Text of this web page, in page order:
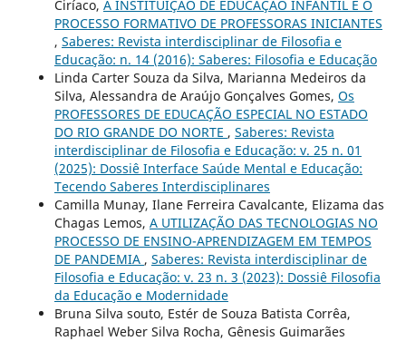
Ciríaco, A INSTITUIÇÃO DE EDUCAÇÃO INFANTIL E O
PROCESSO FORMATIVO DE PROFESSORAS INICIANTES
, Saberes: Revista interdisciplinar de Filosofia e
Educação: n. 14 (2016): Saberes: Filosofia e Educação
Linda Carter Souza da Silva, Marianna Medeiros da
Silva, Alessandra de Araújo Gonçalves Gomes, Os
PROFESSORES DE EDUCAÇÃO ESPECIAL NO ESTADO
DO RIO GRANDE DO NORTE , Saberes: Revista
interdisciplinar de Filosofia e Educação: v. 25 n. 01
(2025): Dossiê Interface Saúde Mental e Educação:
Tecendo Saberes Interdisciplinares
Camilla Munay, Ilane Ferreira Cavalcante, Elizama das
Chagas Lemos, A UTILIZAÇÃO DAS TECNOLOGIAS NO
PROCESSO DE ENSINO-APRENDIZAGEM EM TEMPOS
DE PANDEMIA , Saberes: Revista interdisciplinar de
Filosofia e Educação: v. 23 n. 3 (2023): Dossiê Filosofia
da Educação e Modernidade
Bruna Silva souto, Estér de Souza Batista Corrêa,
Raphael Weber Silva Rocha, Gênesis Guimarães